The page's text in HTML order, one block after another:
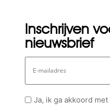
Inschrijven
nieuwsbrief
E-
mailadres
GeenJa, ik ga akkoord